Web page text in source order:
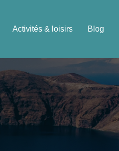
Activités & loisirs Blog